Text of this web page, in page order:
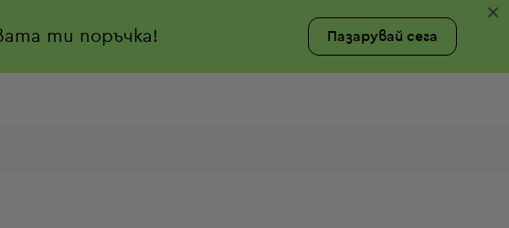
ти поръчка! Пазарувай сега
×